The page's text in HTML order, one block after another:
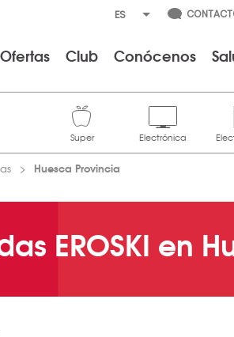
Ofertas Club Conócenos
Huesca Provincia
EROSKI en